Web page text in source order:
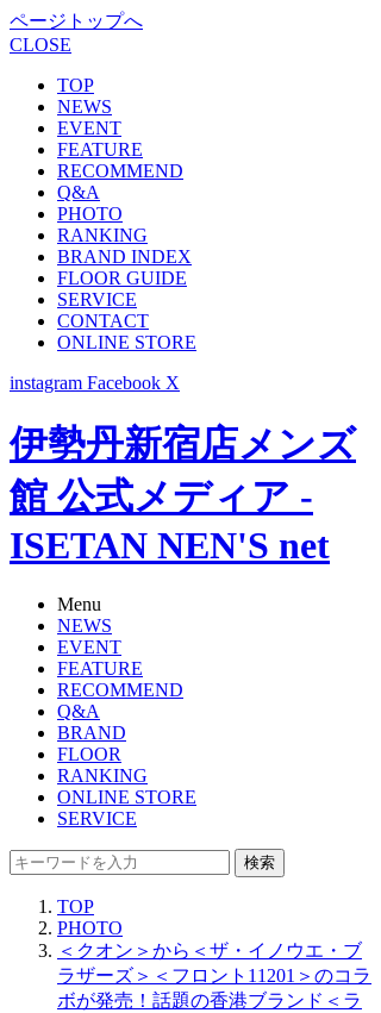
ページトップへ
CLOSE
TOP
NEWS
EVENT
FEATURE
RECOMMEND
Q&A
PHOTO
RANKING
BRAND INDEX
FLOOR GUIDE
SERVICE
CONTACT
ONLINE STORE
instagram Facebook X
伊勢丹新宿店メンズ
館 公式メディア -
ISETAN NEN'S net
Menu
NEWS
EVENT
FEATURE
RECOMMEND
Q&A
BRAND
FLOOR
RANKING
ONLINE STORE
SERVICE
検索
TOP
PHOTO
＜クオン＞から＜ザ・イノウエ・ブ
ラザーズ＞＜フロント11201＞のコラ
ボが発売！話題の香港ブランド＜ラ